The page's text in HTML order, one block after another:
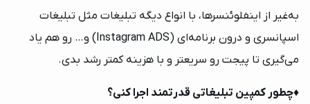
به‌غیر از اینفلوئنسرها، با انواع دیگه تبلیغات مثل تبلیغات
اسپانسری و درون برنامه‌ای (Instagram ADS) و… رو هم یاد
می‌گیری تا پیجت رو سریعتر و با هزینه کمتر رشد بدی.
♦️چطور کمپین‌ تبلیغاتی قدرتمند اجرا کنی؟